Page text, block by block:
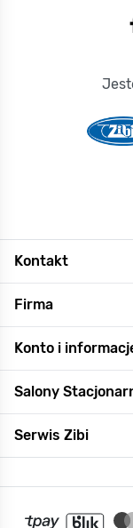
Kontakt
Firma
Konto i
Salony
Serwis Zibi